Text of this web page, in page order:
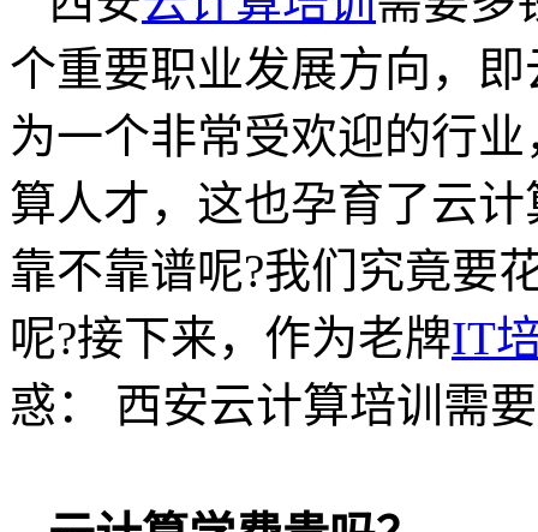
个重要职业发展方向，
为一个非常受欢迎的行
算人才，这也孕育了云
靠不靠谱呢?我们究竟要
呢?接下来，作为老牌IT
惑： 西安云计算培训需